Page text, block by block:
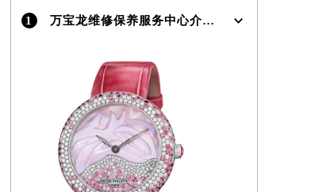
1 万宝龙维修保养服务中心介绍 | Montblanc